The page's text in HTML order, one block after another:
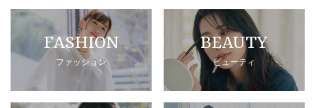
FASHION
ファッション
BEAUTY
ビューティ